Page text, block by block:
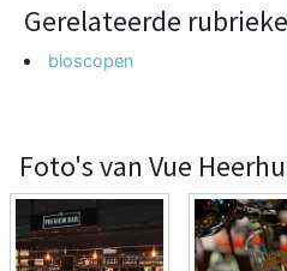
Gerelateerde
bioscopen
Foto's van Vue